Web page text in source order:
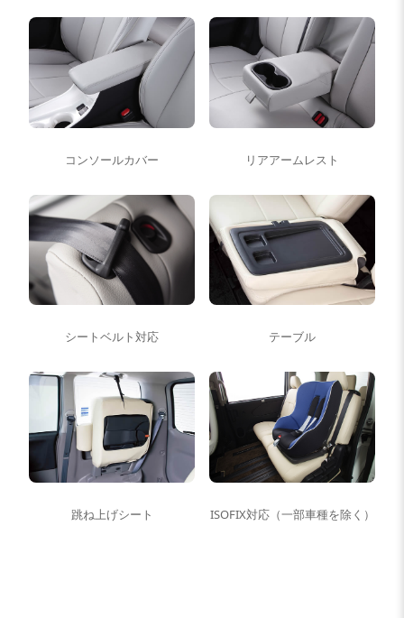
コンソールカバー リアアームレスト
シートベルト対応 テーブル
跳ね上げシート ISOFIX対応（一部車種を除く）